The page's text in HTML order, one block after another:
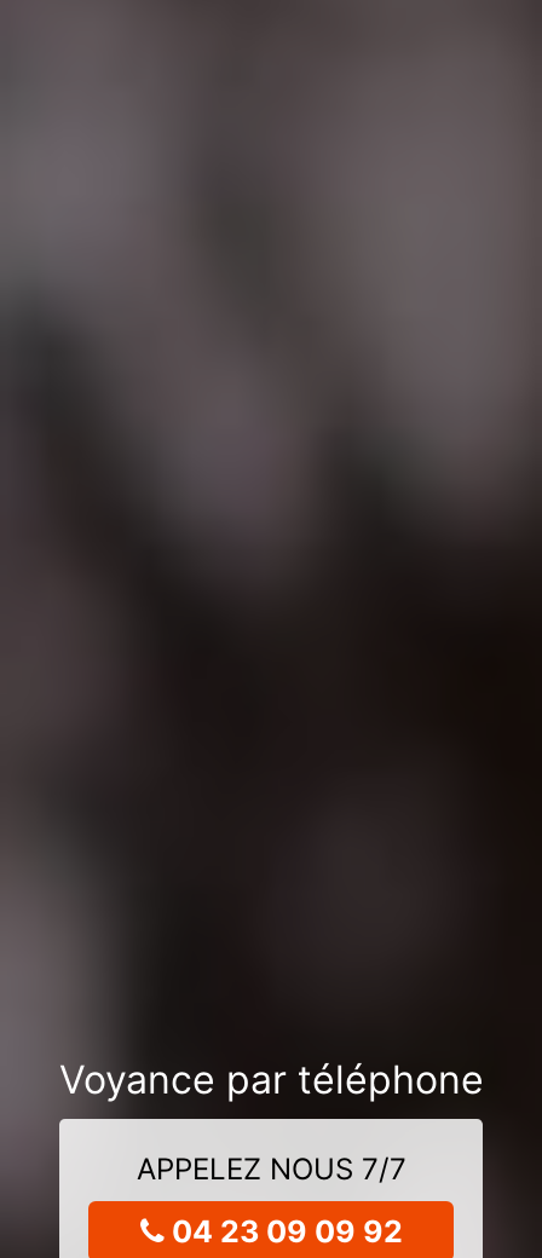
Voyance par téléphone
APPELEZ NOUS 7/7
04 23 09 09 92